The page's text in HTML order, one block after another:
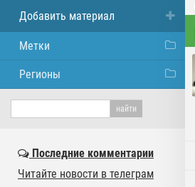
Добавить материал
Метки
Регионы
Последние комментарии
Читайте новости в телеграм